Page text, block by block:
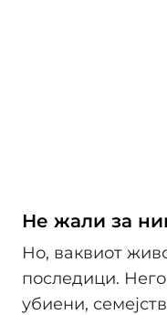
Не жали за
Но, ваквиот
последици.
убиени,